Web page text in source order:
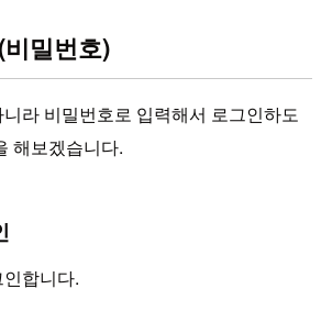
밀번호)
라 비밀번호로 입력해서 로그인하도
해보겠습니다.
합니다.